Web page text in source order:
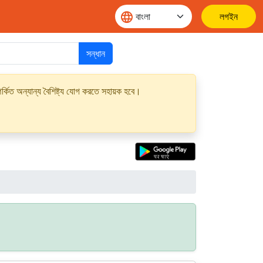
লগইন
সন্ধান
অন্যান্য বৈশিষ্ট্য যোগ করতে সহায়ক হবে।